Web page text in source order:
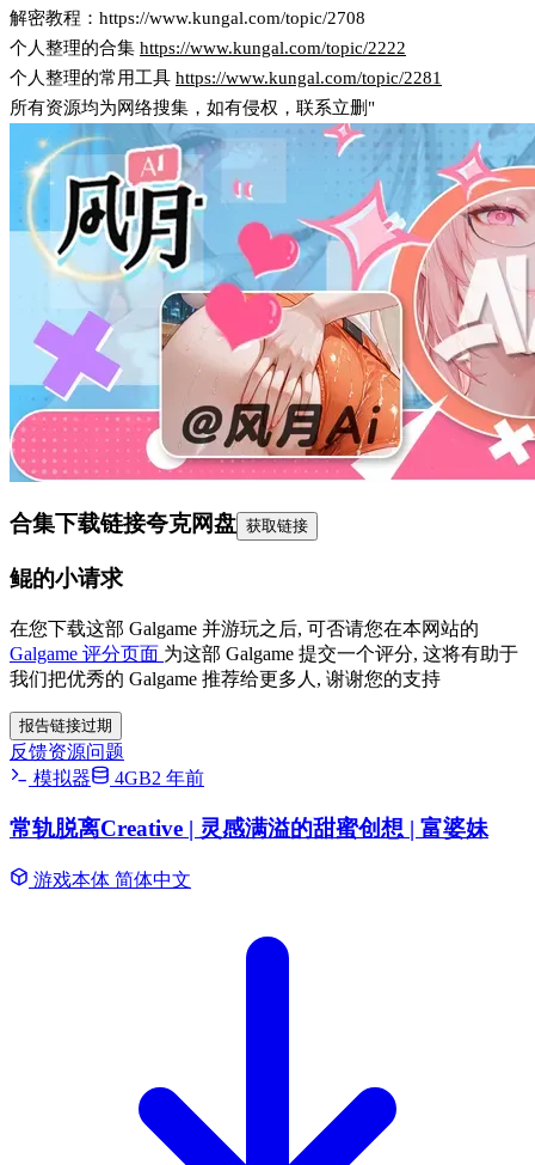
解密教程：https://www.kungal.com/topic/2708
个人整理的合集 https://www.kungal.com/topic/2222
个人整理的常用工具 https://www.kungal.com/topic/2281
所有资源均为网络搜集，如有侵权，联系立删"
合集下载链接夸克网盘 获取链接
鲲的小请求
在您下载这部 Galgame 并游玩之后, 可否请您在本网站的
Galgame 评分页面 为这部 Galgame 提交一个评分, 这将有助于
我们把优秀的 Galgame 推荐给更多人, 谢谢您的支持
报告链接过期
反馈资源问题
模拟器
4GB2 年前
常轨脱离Creative | 灵感满溢的甜蜜创想 | 富婆妹
游戏本体 简体中文